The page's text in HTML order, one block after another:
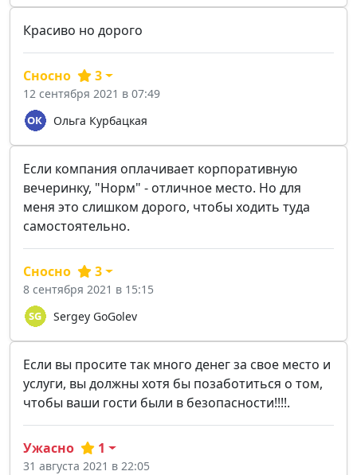
Красиво но дорого
Ольга Курбацкая
Сносно 3
12 сентября 2021 в 07:49
Если компания оплачивает корпоративную
вечеринку, "Норм" - отличное место. Но для
меня это слишком дорого, чтобы ходить туда
самостоятельно.
Sergey GoGolev
Сносно 3
8 сентября 2021 в 15:15
Если вы просите так много денег за свое место и
услуги, вы должны хотя бы позаботиться о том,
чтобы ваши гости были в безопасности!!!!.
Ужасно 1
31 августа 2021 в 22:05